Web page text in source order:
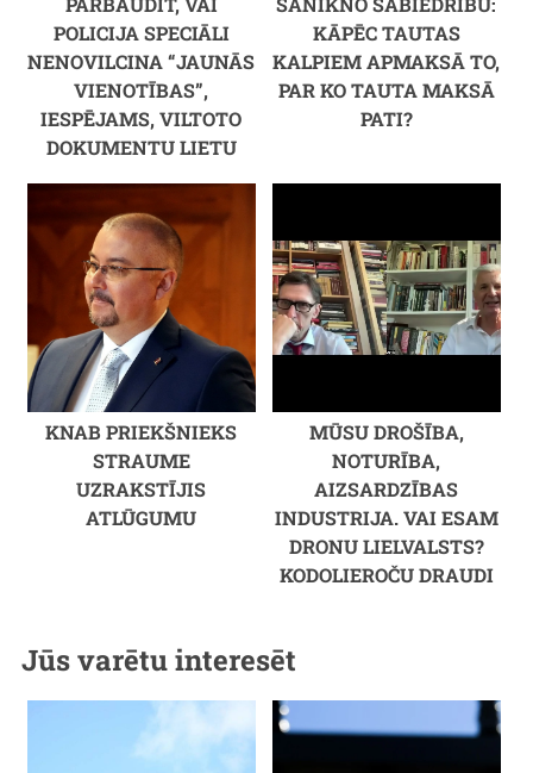
POLICIJA SPECIĀLI
NENOVILCINA “JAUNĀS
VIENOTĪBAS”,
IESPĒJAMS, VILTOTO
DOKUMENTU LIETU
KĀPĒC TAUTAS
KALPIEM APMAKSĀ TO,
PAR KO TAUTA MAKSĀ
PATI?
KNAB PRIEKŠNIEKS
STRAUME
UZRAKSTĪJIS
ATLŪGUMU
MŪSU DROŠĪBA,
NOTURĪBA,
AIZSARDZĪBAS
INDUSTRIJA. VAI ESAM
DRONU LIELVALSTS?
KODOLIEROČU DRAUDI
Jūs varētu interesēt